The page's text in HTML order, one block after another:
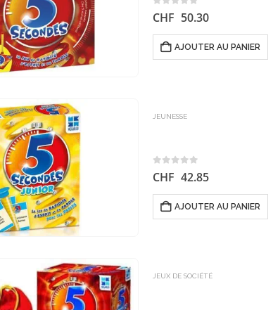
0sur 5
CHF 50.30
AJOUTER AU PANIER
JEUNESSE
0sur 5
CHF 42.85
AJOUTER AU PANIER
JEUX DE SOCIÉTÉ